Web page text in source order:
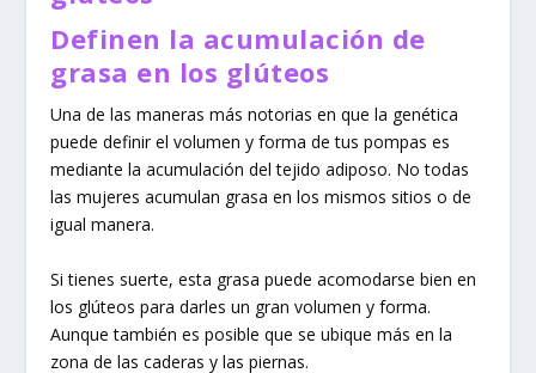
Definen la acumulación de
grasa en los glúteos
Una de las maneras más notorias en que la genética
puede definir el volumen y forma de tus pompas es
mediante la acumulación del tejido adiposo. No todas
las mujeres acumulan grasa en los mismos sitios o de
igual manera.
Si tienes suerte, esta grasa puede acomodarse bien en
los glúteos para darles un gran volumen y forma.
Aunque también es posible que se ubique más en la
zona de las caderas y las piernas.